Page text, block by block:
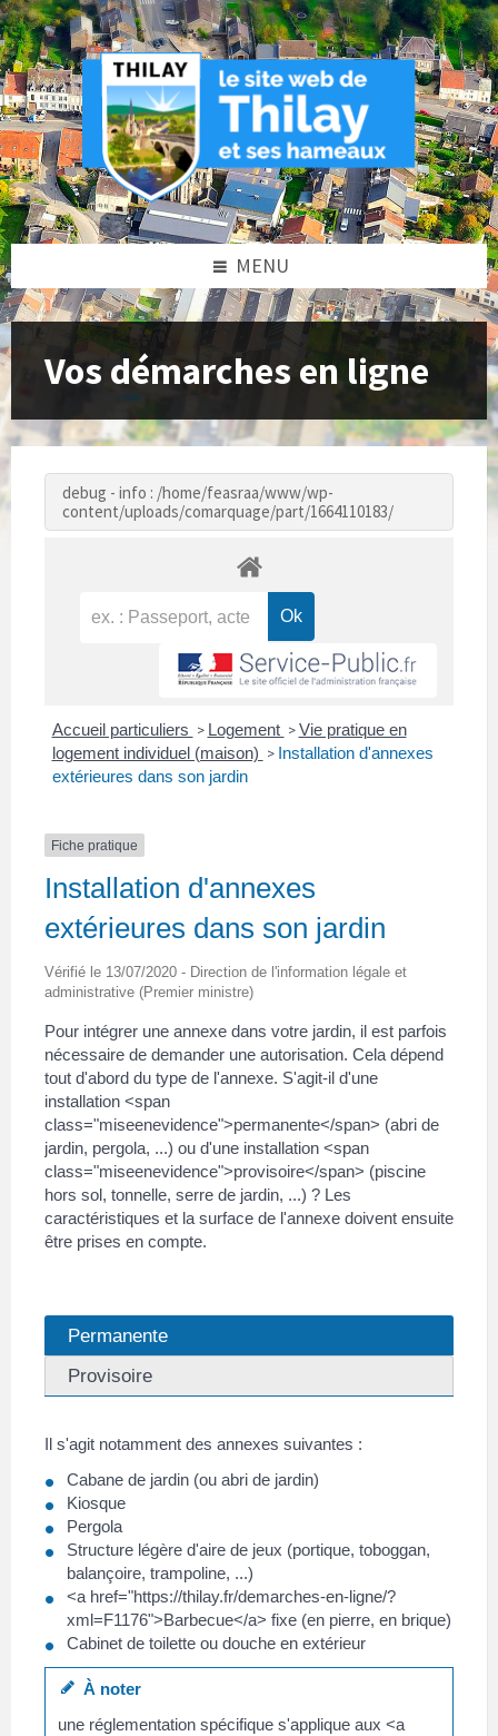
Skip
to
content
Skip
to
left
sidebar
Skip
to
footer
MENU
Vos démarches en ligne
debug - info : /home/feasraa/www/wp-
content/uploads/comarquage/part/1664110183/
Accueil particuliers > Logement > Vie pratique en
logement individuel (maison) > Installation d'annexes
extérieures dans son jardin
Fiche pratique
Installation d'annexes
extérieures dans son jardin
Vérifié le 13/07/2020 - Direction de l'information légale et
administrative (Premier ministre)
Pour intégrer une annexe dans votre jardin, il est parfois
nécessaire de demander une autorisation. Cela dépend
tout d'abord du type de l'annexe. S'agit-il d'une
installation <span
class="miseenevidence">permanente</span> (abri de
jardin, pergola, ...) ou d'une installation <span
class="miseenevidence">provisoire</span> (piscine
hors sol, tonnelle, serre de jardin, ...) ? Les
caractéristiques et la surface de l'annexe doivent ensuite
être prises en compte.
Permanente
Provisoire
Il s'agit notamment des annexes suivantes :
Cabane de jardin (ou abri de jardin)
Kiosque
Pergola
Structure légère d'aire de jeux (portique, toboggan,
balançoire, trampoline, ...)
<a href="https://thilay.fr/demarches-en-ligne/?
xml=F1176">Barbecue</a> fixe (en pierre, en brique)
Cabinet de toilette ou douche en extérieur
À noter
une réglementation spécifique s'applique aux <a